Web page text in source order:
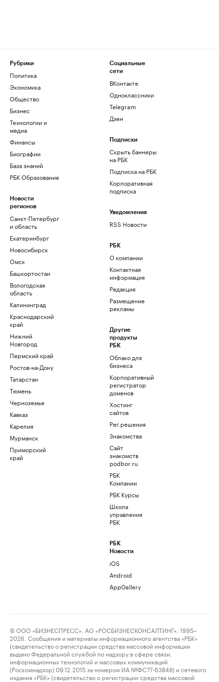
Рубрики
Политика
Экономика
Общество
Бизнес
Технологии и
медиа
Финансы
Биографии
База знаний
РБК Образование
Новости
регионов
Санкт-Петербург
и область
Екатеринбург
Новосибирск
Омск
Башкортостан
Вологодская
область
Калининград
Краснодарский
край
Нижний
Новгород
Пермский край
Ростов-на-Дону
Татарстан
Тюмень
Черноземье
Кавказ
Карелия
Мурманск
Приморский
край
Социальные
сети
ВКонтакте
Одноклассники
Telegram
Дзен
Подписки
Скрыть баннеры
на РБК
Подписка на РБК
Корпоративная
подписка
Уведомления
RSS Новости
РБК
О компании
Контактная
информация
Редакция
Размещение
рекламы
Другие
продукты
РБК
Облако для
бизнеса
Корпоративный
регистратор
доменов
Хостинг
сайтов
Рег.решения
Знакомства
Сайт
знакомств
podbor.ru
РБК
Компании
РБК Курсы
Школа
управления
РБК
РБК
Новости
iOS
Android
AppGallery
© ООО «БИЗНЕСПРЕСС», АО «РОСБИЗНЕСКОНСАЛТИНГ», 1995–
2026. Сообщения и материалы информационного агентства «РБК»
(свидетельство о регистрации средства массовой информации
выдано Федеральной службой по надзору в сфере связи,
информационных технологий и массовых коммуникаций
(Роскомнадзор) 09.12.2015 за номером ИА №ФС77-63848) и сетевого
издания «РБК» (свидетельство о регистрации средства массовой